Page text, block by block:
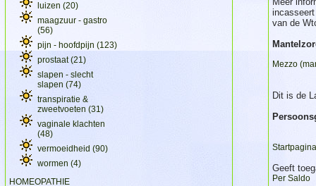
luizen (20)
maagzuur - gastro
(56)
pijn - hoofdpijn (123)
prostaat(21)
slapen - slecht
slapen (74)
transpiratie &
zweetvoeten (31)
vaginale klachten
(48)
vermoeidheid (90)
wormen (4)
HOMEOPATHIE
van de
Mezzo
Dit is de
Geeft
Per Saldo